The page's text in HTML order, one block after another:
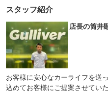
スタッフ紹介
店長の筒井
お客様に安心なカーライフを送
込めてお客様にご提案させてい